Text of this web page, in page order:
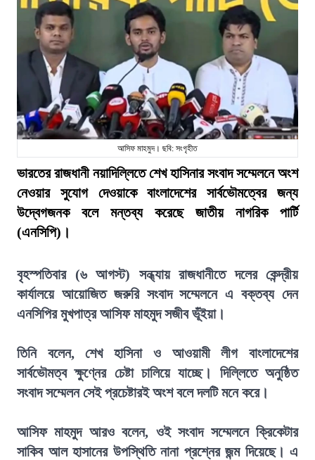
আসিফ মাহমুদ। ছবি: সংগৃহীত
ভারতের রাজধানী নয়াদিল্লিতে শেখ হাসিনার সংবাদ সম্মেলনে অংশ
নেওয়ার সুযোগ দেওয়াকে বাংলাদেশের সার্বভৌমত্বের জন্য
উদ্বেগজনক বলে মন্তব্য করেছে জাতীয় নাগরিক পার্টি
(এনসিপি)।
বৃহস্পতিবার (৬ আগস্ট) সন্ধ্যায় রাজধানীতে দলের কেন্দ্রীয়
কার্যালয়ে আয়োজিত জরুরি সংবাদ সম্মেলনে এ বক্তব্য দেন
এনসিপির মুখপাত্র আসিফ মাহমুদ সজীব ভূঁইয়া।
তিনি বলেন, শেখ হাসিনা ও আওয়ামী লীগ বাংলাদেশের
সার্বভৌমত্ব ক্ষুণ্নের চেষ্টা চালিয়ে যাচ্ছে। দিল্লিতে অনুষ্ঠিত
সংবাদ সম্মেলন সেই প্রচেষ্টারই অংশ বলে দলটি মনে করে।
আসিফ মাহমুদ আরও বলেন, ওই সংবাদ সম্মেলনে ক্রিকেটার
সাকিব আল হাসানের উপস্থিতি নানা প্রশ্নের জন্ম দিয়েছে। এ